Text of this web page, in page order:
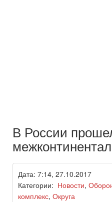
В России
Дата: 7:14, 27.10.2017
Категории: Новости,
комплекс, Округа